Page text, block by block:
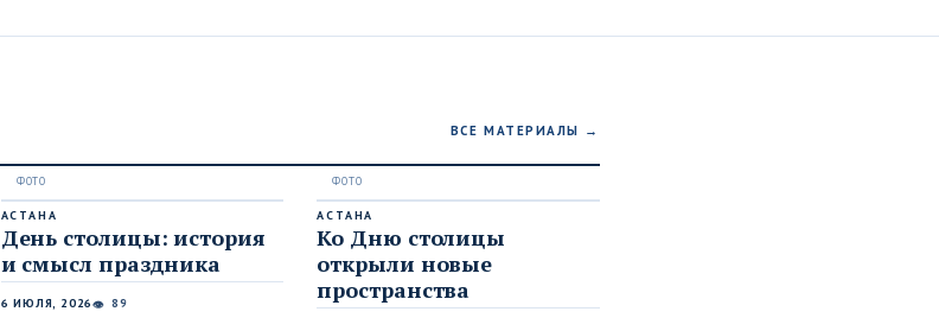
ВСЕ МАТЕРИАЛЫ →
АСТАНА
День столицы: история
и смысл праздника
6 ИЮЛЯ, 2026👁 89
АСТАНА
Ко Дню столицы
открыли новые
пространства